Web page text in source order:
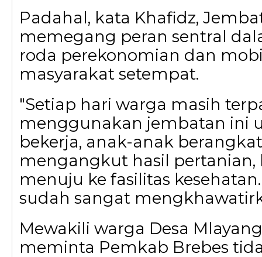
Padahal, kata Khafidz,
memegang peran sentral
roda perekonomian dan
masyarakat setempat.
"Setiap hari warga masih
menggunakan jembatan ini
bekerja, anak-anak
mengangkut hasil pertanian,
menuju ke fasilitas
sudah sangat
Mewakili warga Desa
meminta Pemkab Brebes